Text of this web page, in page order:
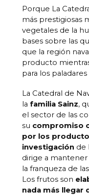
Porque La
más prestigiosas
vegetales de la
bases sobre las
que la región
producto
para los
La Catedral de
la familia Sainz,
el sector de las
su compromiso
por los
investigación de
dirige a
la franqueza de
Los frutos son
nada más llegar